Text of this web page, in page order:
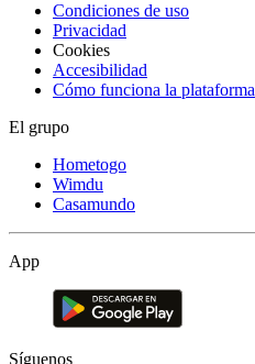
Condiciones de uso
Privacidad
Cookies
Accesibilidad
Cómo funciona la plataforma
El grupo
Hometogo
Wimdu
Casamundo
App
Síguenos